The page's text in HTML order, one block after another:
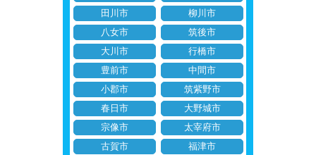
田川市
柳川市
八女市
筑後市
大川市
行橋市
豊前市
中間市
小郡市
筑紫野市
春日市
大野城市
宗像市
太宰府市
古賀市
福津市